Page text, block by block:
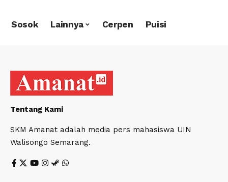
Sosok Lainnya Cerpen Puisi
Tentang Kami
SKM Amanat adalah media pers mahasiswa UIN
Walisongo Semarang.